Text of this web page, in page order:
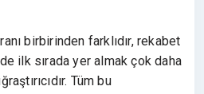
birbirinden farklıdır, rekabet
ilk sırada yer almak çok daha
Tüm bu